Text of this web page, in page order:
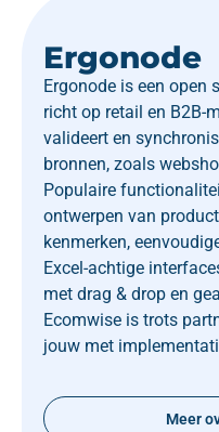
Ergonode
Ergonode is een open
richt op retail en B2B-
valideert en
bronnen, zoals
Populaire
ontwerpen van
kenmerken,
Excel-achtige
met drag & drop en
Ecomwise is trots
jouw met
Meer